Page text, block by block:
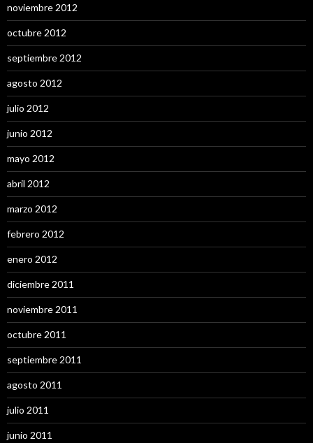
noviembre 2012
octubre 2012
septiembre 2012
agosto 2012
julio 2012
junio 2012
mayo 2012
abril 2012
marzo 2012
febrero 2012
enero 2012
diciembre 2011
noviembre 2011
octubre 2011
septiembre 2011
agosto 2011
julio 2011
junio 2011